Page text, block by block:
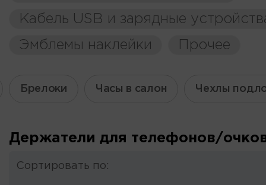
Кабель USB и зарядные
Эмблемы наклейки
Прочее
Брелоки Часы в салон Чехлы
Держатели для телефонов/
Сортировать по: